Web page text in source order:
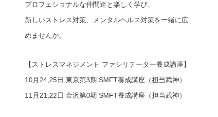
プロフェショナルな仲間達と楽しく学び、
新しいストレス対策、メンタルヘルス対策を一緒に広
めませんか。
【ストレスマネジメント ファシリテーター養成講座】
10月24,25日 東京第3期 SMFT養成講座（担当武神）
11月21,22日 金沢第0期 SMFT養成講座（担当武神）